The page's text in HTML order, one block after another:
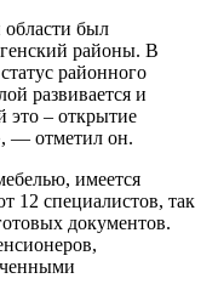
был
районы. В
районного
развивается и
это – открытие
— отметил он.
имеется
12 специалистов, так
документов.